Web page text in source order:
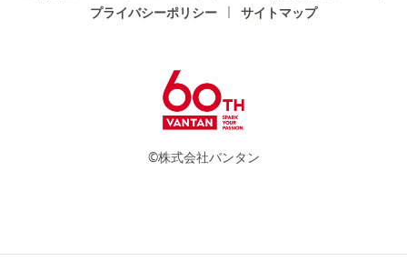
プライバシーポリシー
サイトマップ
©株式会社バンタン